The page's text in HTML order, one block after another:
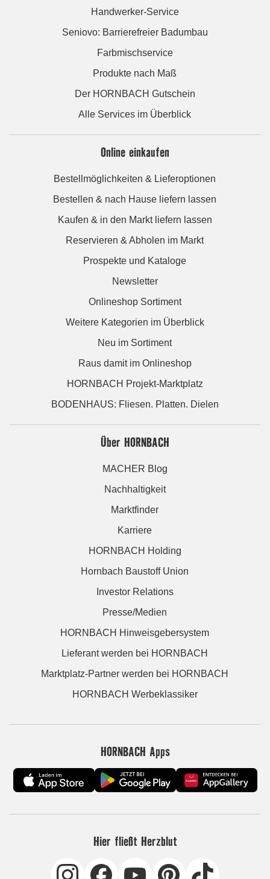
Handwerker-Service
Seniovo: Barrierefreier Badumbau
Farbmischservice
Produkte nach Maß
Der HORNBACH Gutschein
Alle Services im Überblick
Online einkaufen
Bestellmöglichkeiten & Lieferoptionen
Bestellen & nach Hause liefern lassen
Kaufen & in den Markt liefern lassen
Reservieren & Abholen im Markt
Prospekte und Kataloge
Newsletter
Onlineshop Sortiment
Weitere Kategorien im Überblick
Neu im Sortiment
Raus damit im Onlineshop
HORNBACH Projekt-Marktplatz
BODENHAUS: Fliesen. Platten. Dielen
Über HORNBACH
MACHER Blog
Nachhaltigkeit
Marktfinder
Karriere
HORNBACH Holding
Hornbach Baustoff Union
Investor Relations
Presse/Medien
HORNBACH Hinweisgebersystem
Lieferant werden bei HORNBACH
Marktplatz-Partner werden bei HORNBACH
HORNBACH Werbeklassiker
HORNBACH Apps
Hier fließt Herzblut